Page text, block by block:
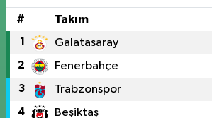
# Takım
1 Galatasaray
2 Fenerbahçe
3 Trabzonspor
4 Beşiktaş